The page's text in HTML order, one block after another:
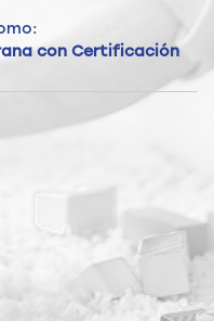
con Certificación